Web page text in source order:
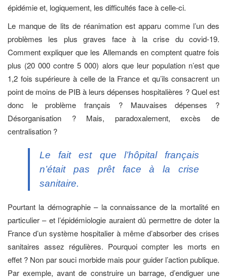
épidémie et, logiquement, les difficultés face à celle-ci.
Le manque de lits de réanimation est apparu comme l’un des
problèmes les plus graves face à la crise du covid-19.
Comment expliquer que les Allemands en comptent quatre fois
plus (20 000 contre 5 000) alors que leur population n’est que
1,2 fois supérieure à celle de la France et qu’ils consacrent un
point de moins de PIB à leurs dépenses hospitalières ? Quel est
donc le problème français ? Mauvaises dépenses ?
Désorganisation ? Mais, paradoxalement, excès de
centralisation ?
Le fait est que l’hôpital français
n’était pas prêt face à la crise
sanitaire.
Pourtant la démographie – la connaissance de la mortalité en
particulier – et l’épidémiologie auraient dû permettre de doter la
France d’un système hospitalier à même d’absorber des crises
sanitaires assez régulières. Pourquoi compter les morts en
effet ? Non par souci morbide mais pour guider l’action publique.
Par exemple, avant de construire un barrage, d’endiguer une